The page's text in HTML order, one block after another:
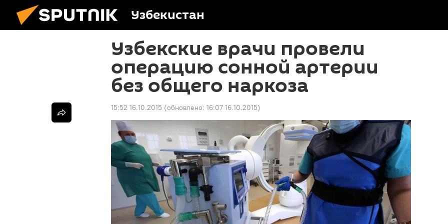
Узбекистан
Узбекские врачи провели
операцию сонной артерии
без общего наркоза
15:52 16.10.2015 (обновлено: 16:07 16.10.2015)